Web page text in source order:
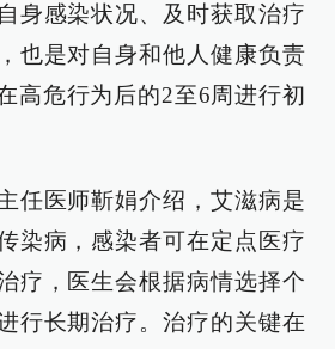
身感染状况、及时获取治疗
也是对自身和他人健康负责
高危行为后的2至6周进行初
任医师靳娟介绍，艾滋病是
染病，感染者可在定点医疗
疗，医生会根据病情选择个
行长期治疗。治疗的关键在